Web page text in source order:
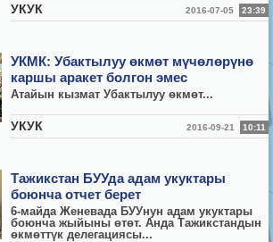
УКУК 2016-07-05 23:39
УКМК: Убактылуу өкмөт мүчөлөрүнө
каршы аракет болгон эмес
Атайын кызмат Убактылууөкмөт...
УКУК 2016-09-21 10:11
Тажикстан БУУда адам укуктары
боюнча отчет берет
6-майда Женевада БУУнун адам укуктары
боюнча жыйыны өтөт. Анда Тажикстандын
өкмөттүк делегациясы...